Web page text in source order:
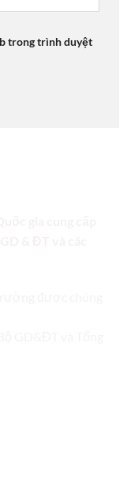
trong trình duyệt